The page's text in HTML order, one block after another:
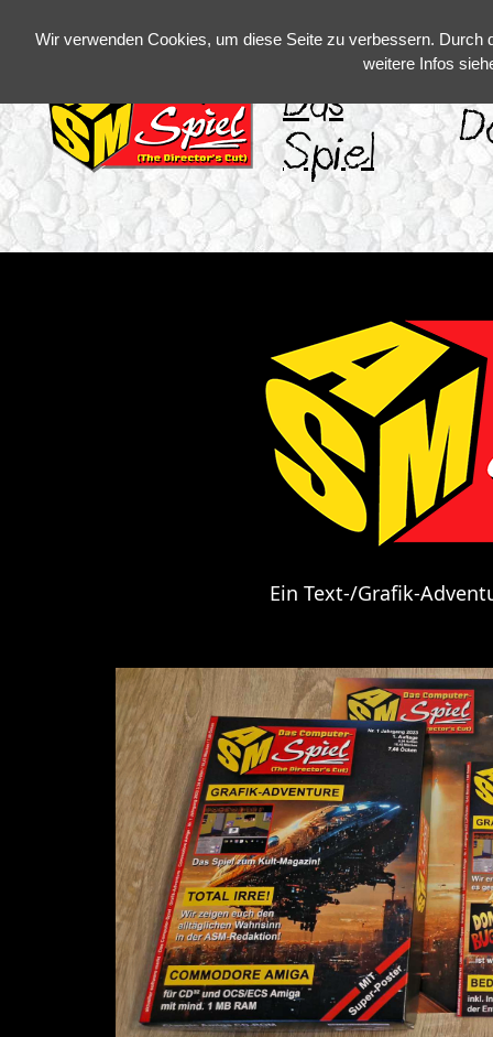
Das
Spiel
Ein Text-/Grafik-
Wir verwenden Cookies, um diese Seite zu verbessern.
weitere Infos